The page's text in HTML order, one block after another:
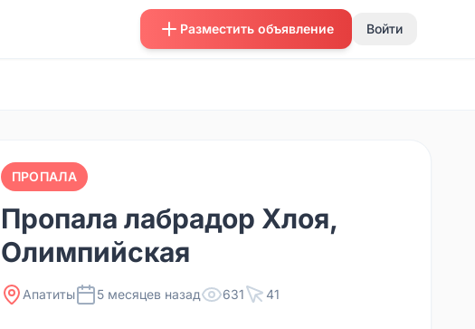
Разместить объявление Войти
ПРОПАЛА
Пропала лабрадор Хлоя,
Олимпийская
Апатиты 5 месяцев назад 631 41